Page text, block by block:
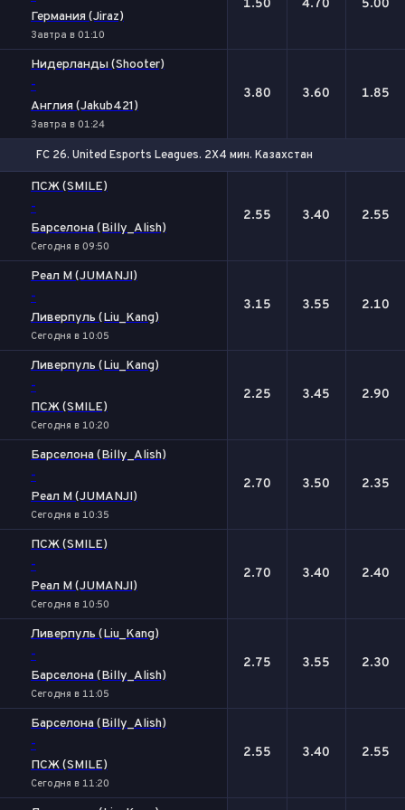
Германия (Jiraz)
Завтра в 01:10
1.50 4.70 5.00
Нидерланды (Shooter)
-
Англия (Jakub421)
Завтра в 01:24
3.80 3.60 1.85
FC 26. United Esports Leagues. 2X4 мин. Казахстан
ПСЖ (SMILE)
-
Барселона (Billy_Alish)
Сегодня в 09:50
2.55 3.40 2.55
Реал М (JUMANJI)
-
Ливерпуль (Liu_Kang)
Сегодня в 10:05
3.15 3.55 2.10
Ливерпуль (Liu_Kang)
-
ПСЖ (SMILE)
Сегодня в 10:20
2.25 3.45 2.90
Барселона (Billy_Alish)
-
Реал М (JUMANJI)
Сегодня в 10:35
2.70 3.50 2.35
ПСЖ (SMILE)
-
Реал М (JUMANJI)
Сегодня в 10:50
2.70 3.40 2.40
Ливерпуль (Liu_Kang)
-
Барселона (Billy_Alish)
Сегодня в 11:05
2.75 3.55 2.30
Барселона (Billy_Alish)
-
ПСЖ (SMILE)
Сегодня в 11:20
2.55 3.40 2.55